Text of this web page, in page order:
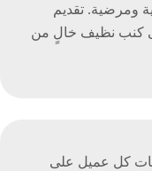
ومرضية. تقديم
كنب نظيف خالٍ من
كل عميل على